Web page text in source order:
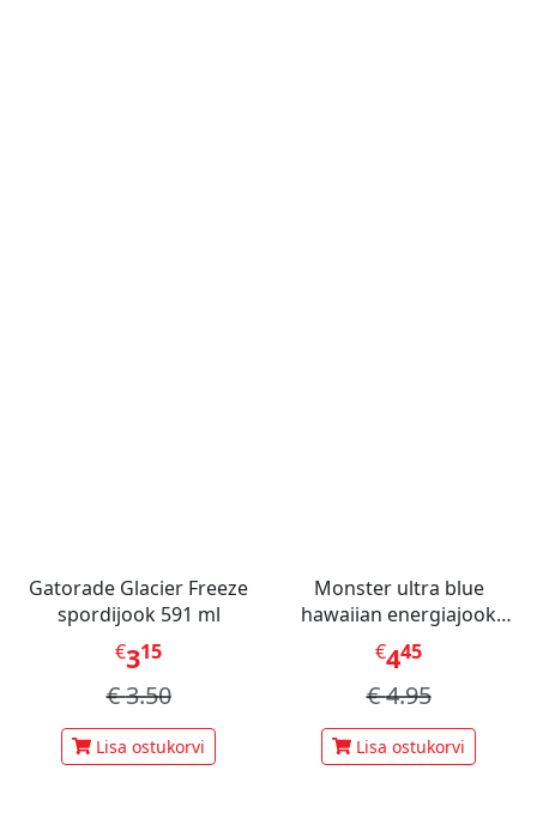
Gatorade Glacier Freeze
spordijook 591 ml
€315
€3.50
Lisa ostukorvi
Monster ultra blue
hawaiian energiajook
473ml
€445
€4.95
Lisa ostukorvi